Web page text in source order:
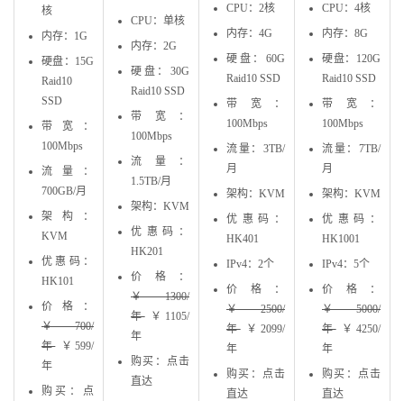
核
内存：1G
硬盘：15G
Raid10
SSD
带宽：
100Mbps
流量：
700GB/月
架构：
KVM
优惠码：
HK101
价格：
￥700/
年￥599/
年
购买：点
CPU：单核
内存：2G
硬盘：30G
Raid10 SSD
带宽：
100Mbps
流量：
1.5TB/月
架构：KVM
优惠码：
HK201
价格：
￥1300/
年￥1105/
年
购买：点击
直达
CPU：2核
内存：4G
硬盘：60G
Raid10 SSD
带宽：
100Mbps
流量：3TB/
月
架构：KVM
优惠码：
HK401
IPv4：2个
价格：
￥2500/
年￥2099/
年
购买：点击
直达
CPU：4核
内存：8G
硬盘：120G
Raid10 SSD
带宽：
100Mbps
流量：7TB/
月
架构：KVM
优惠码：
HK1001
IPv4：5个
价格：
￥5000/
年￥4250/
年
购买：点击
直达